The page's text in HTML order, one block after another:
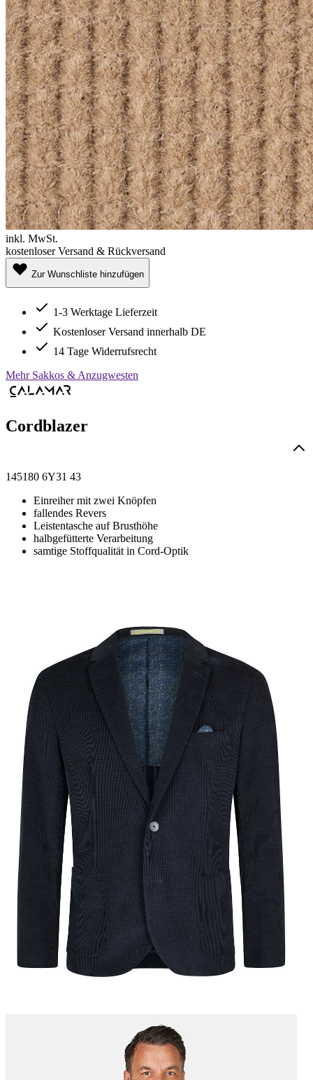
inkl. MwSt.
kostenloser Versand & Rückversand
Zur Wunschliste hinzufügen
1-3 Werktage Lieferzeit
Kostenloser Versand innerhalb DE
14 Tage Widerrufsrecht
Mehr Sakkos & Anzugwesten
Cordblazer
145180 6Y31 43
Einreiher mit zwei Knöpfen
fallendes Revers
Leistentasche auf Brusthöhe
halbgefütterte Verarbeitung
samtige Stoffqualität in Cord-Optik